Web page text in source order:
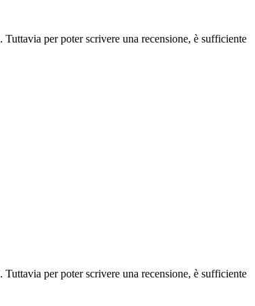
per poter scrivere una recensione, è sufficiente
per poter scrivere una recensione, è sufficiente